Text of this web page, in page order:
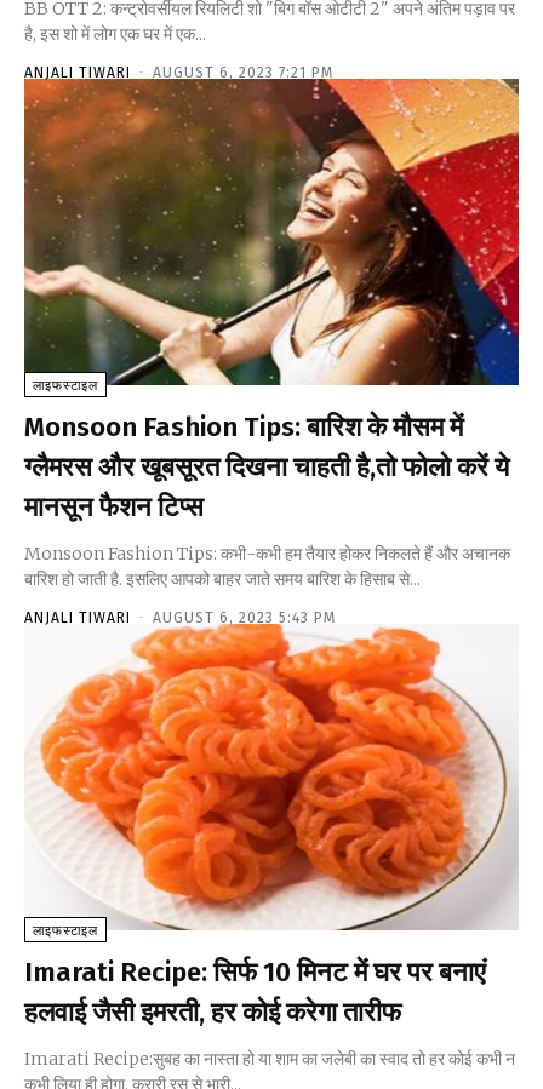
BB OTT 2: कन्ट्रोवर्सीयल रियलिटी शो "बिग बॉस ओटीटी 2" अपने अंतिम पड़ाव पर
है, इस शो में लोग एक घर में एक...
ANJALI TIWARI - AUGUST 6, 2023 7:21 PM
लाइफस्टाइल
Monsoon Fashion Tips: बारिश के मौसम में
ग्लैमरस और खूबसूरत दिखना चाहती है,तो फोलो करें ये
मानसून फैशन टिप्स
Monsoon Fashion Tips: कभी-कभी हम तैयार होकर निकलते हैं और अचानक
बारिश हो जाती है. इसलिए आपको बाहर जाते समय बारिश के हिसाब से...
ANJALI TIWARI - AUGUST 6, 2023 5:43 PM
लाइफस्टाइल
Imarati Recipe: सिर्फ 10 मिनट में घर पर बनाएं
हलवाई जैसी इमरती, हर कोई करेगा तारीफ
Imarati Recipe:सुबह का नास्ता हो या शाम का जलेबी का स्वाद तो हर कोई कभी न
कभी लिया ही होगा. करारी रस से भारी...